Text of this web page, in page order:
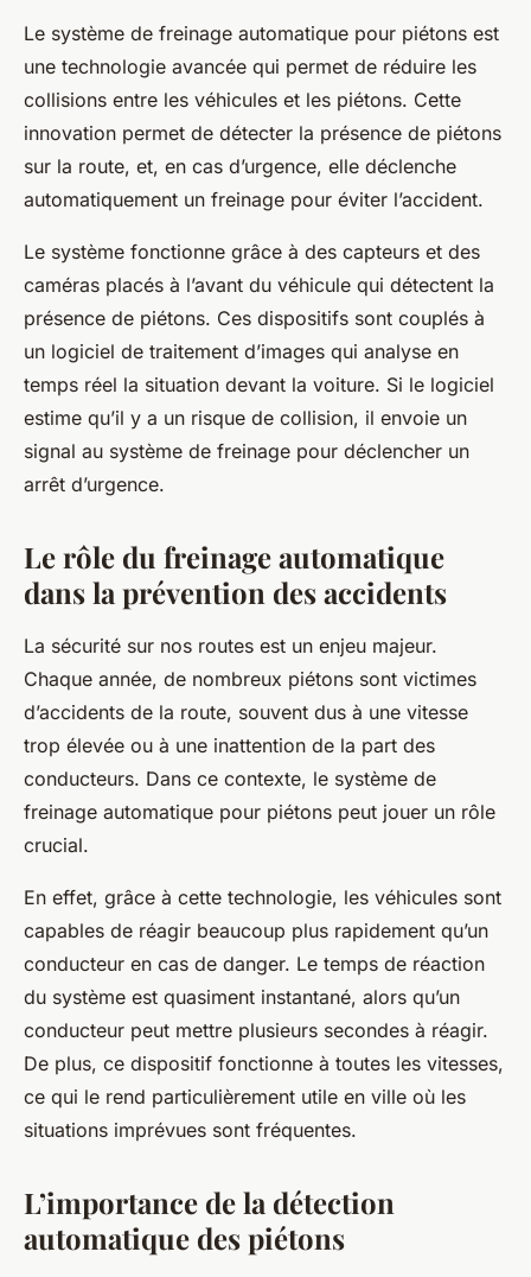
Le système de freinage automatique pour piétons est
une technologie avancée qui permet de réduire les
collisions entre les véhicules et les piétons. Cette
innovation permet de détecter la présence de piétons
sur la route, et, en cas d’urgence, elle déclenche
automatiquement un freinage pour éviter l’accident.
Le système fonctionne grâce à des capteurs et des
caméras placés à l’avant du véhicule qui détectent la
présence de piétons. Ces dispositifs sont couplés à
un logiciel de traitement d’images qui analyse en
temps réel la situation devant la voiture. Si le logiciel
estime qu’il y a un risque de collision, il envoie un
signal au système de freinage pour déclencher un
arrêt d’urgence.
Le rôle du freinage automatique
dans la prévention des accidents
La sécurité sur nos routes est un enjeu majeur.
Chaque année, de nombreux piétons sont victimes
d’accidents de la route, souvent dus à une vitesse
trop élevée ou à une inattention de la part des
conducteurs. Dans ce contexte, le système de
freinage automatique pour piétons peut jouer un rôle
crucial.
En effet, grâce à cette technologie, les véhicules sont
capables de réagir beaucoup plus rapidement qu’un
conducteur en cas de danger. Le temps de réaction
du système est quasiment instantané, alors qu’un
conducteur peut mettre plusieurs secondes à réagir.
De plus, ce dispositif fonctionne à toutes les vitesses,
ce qui le rend particulièrement utile en ville où les
situations imprévues sont fréquentes.
L’importance de la détection
automatique des piétons